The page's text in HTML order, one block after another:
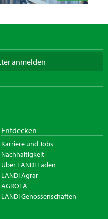
anmelden
Entdecken
Karriere und Jobs
Nachhaltigkeit
Über LANDI Läden
LANDI Agrar
AGROLA
LANDI Genossenschaften